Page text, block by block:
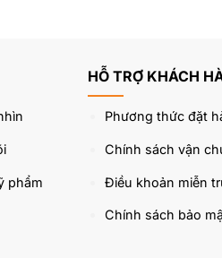
phẩm
HỖ TRỢ KHÁCH
Phương thức đặt
Chính sách vận
Điều khoản miễn
Chính sách bảo